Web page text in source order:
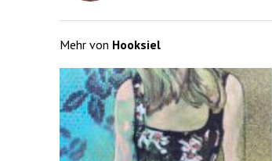
Mehr von Hooksiel